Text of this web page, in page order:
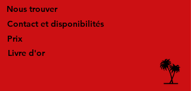
Nous trouver
Contact et disponibilités
Prix
Livre d'or